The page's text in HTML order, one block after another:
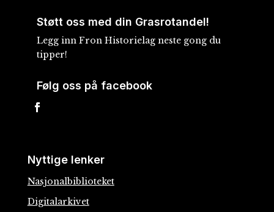
Støtt oss med din Grasrotandel!
Legg inn Fron Historielag neste gong du
tipper!
Følg oss på facebook
Nyttige lenker
Nasjonalbiblioteket
Digitalarkivet